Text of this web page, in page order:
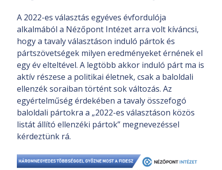
A 2022-es választás egyéves évfordulója
alkalmából a Nézőpont Intézet arra volt kíváncsi,
hogy a tavaly választáson induló pártok és
pártszövetségek milyen eredményeket érnének el
egy év elteltével. A legtöbb akkor induló párt ma is
aktív részese a politikai életnek, csak a baloldali
ellenzék soraiban történt sok változás. Az
egyértelműség érdekében a tavaly összefogó
baloldali pártokra a „2022-es választáson közös
listát állító ellenzéki pártok” megnevezéssel
kérdeztünk rá.